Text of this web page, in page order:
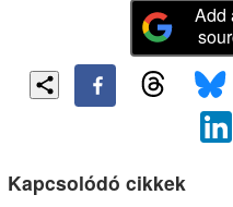
Add
Kapcsolódó cikkek